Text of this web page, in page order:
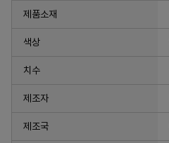
제품소재
색상
치수
제조자
제조국